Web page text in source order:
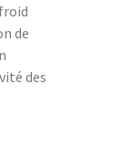
de
des